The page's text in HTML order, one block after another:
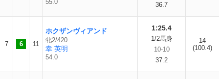
55.0
36.7
7 6 11
ホクザンヴィアンド
牝2/420
幸 英明
54.0
1:25.4
1/2馬身
10-10
37.2
14
(100.4)